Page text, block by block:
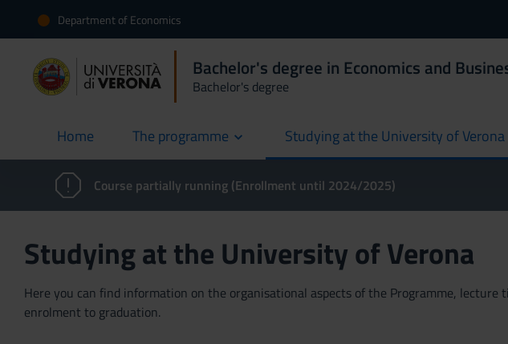
Department of Economics
Bachelor's degree in Economics and
Bachelor's degree
Home
current The programme Studying at the University of Verona
Course partially running (Enrollment until 2024/2025)
Studying at the University of Verona
Here you can find information on the organisational aspects of the Programme,
enrolment to graduation.